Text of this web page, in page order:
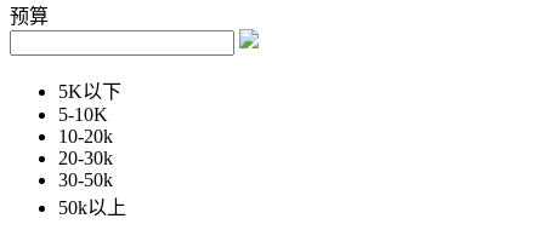
预算
5K以下
5-10K
10-20k
20-30k
30-50k
50k以上